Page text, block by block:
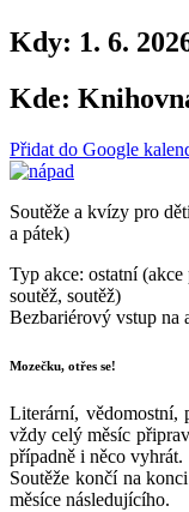
Kdy: 1. 6.
Kde:
Přidat do Google
Soutěže a kvízy pro
a pátek)
Typ akce: ostatní
soutěž, soutěž)
Bezbariérový vstup na
Mozečku, otřes se!
Literární, vědomostní,
vždy celý měsíc
případně i něco vyhrát.
Soutěže končí na
měsíce následujícího.